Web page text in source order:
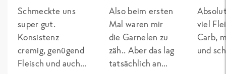
Schmeckte uns
super gut.
Konsistenz
cremig, genügend
Fleisch und auch
Also beim ersten
Mal waren mir
die Garnelen zu
zäh.. Aber das lag
tatsächlich an
viel
Carb,
und